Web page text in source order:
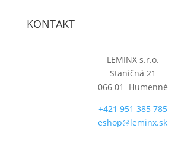
KONTAKT
LEMINX s.r.o.
Staničná 21
066 01 Humenné
+421 951 385 785
eshop@leminx.sk